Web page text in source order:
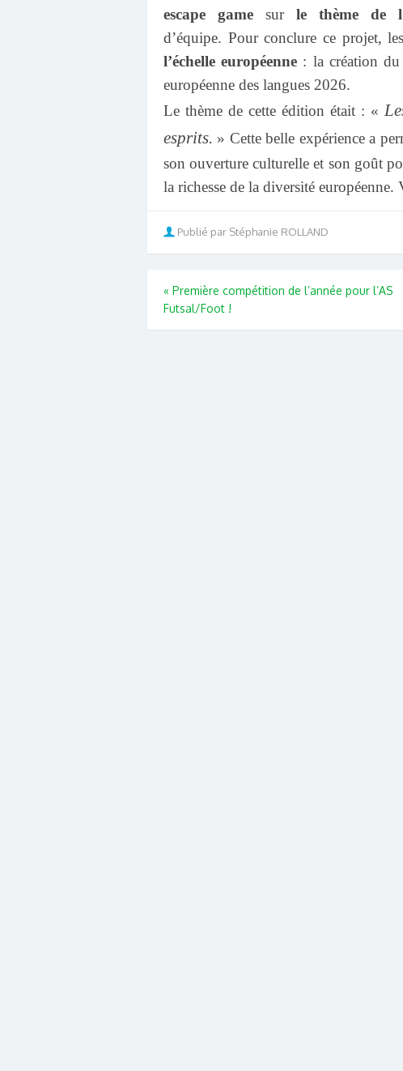
escape game sur le thème de
d’équipe. Pour conclure ce projet,
l’échelle européenne : la création
européenne des langues 2026.
Le thème de cette édition était : «
esprits. » Cette belle expérience a
son ouverture culturelle et son goût
la richesse de la diversité
Publié par Stéphanie ROLLAND
« Première compétition de l’année pour l’AS
Futsal/Foot !